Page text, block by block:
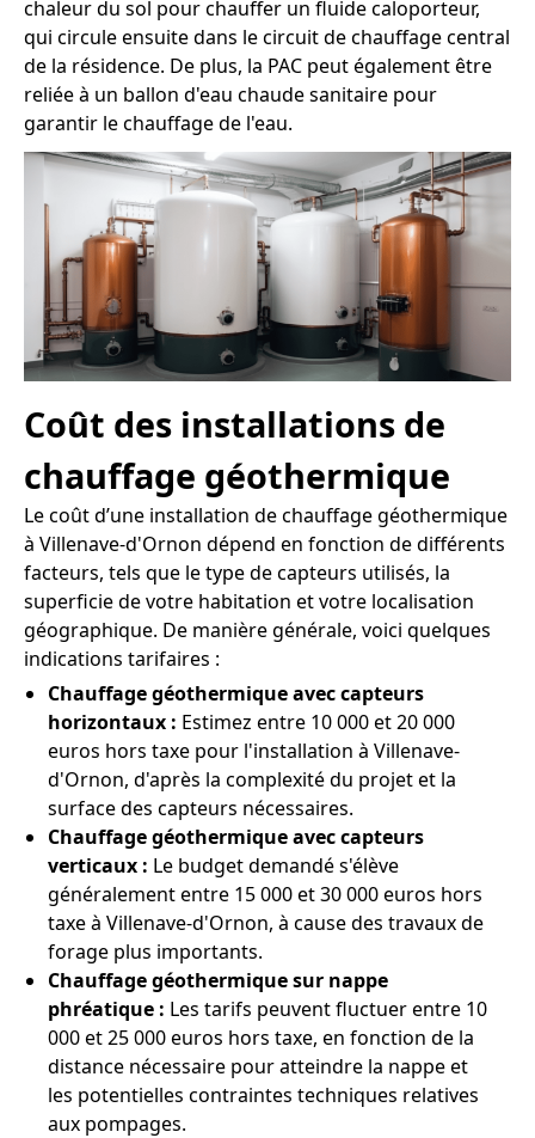
chaleur du sol pour chauffer un fluide caloporteur,
qui circule ensuite dans le circuit de chauffage central
de la résidence. De plus, la PAC peut également être
reliée à un ballon d'eau chaude sanitaire pour
garantir le chauffage de l'eau.
Coût des installations de
chauffage géothermique
Le coût d’une installation de chauffage géothermique
à Villenave-d'Ornon dépend en fonction de différents
facteurs, tels que le type de capteurs utilisés, la
superficie de votre habitation et votre localisation
géographique. De manière générale, voici quelques
indications tarifaires :
Chauffage géothermique avec capteurs
horizontaux : Estimez entre 10 000 et 20 000
euros hors taxe pour l'installation à Villenave-
d'Ornon, d'après la complexité du projet et la
surface des capteurs nécessaires.
Chauffage géothermique avec capteurs
verticaux : Le budget demandé s'élève
généralement entre 15 000 et 30 000 euros hors
taxe à Villenave-d'Ornon, à cause des travaux de
forage plus importants.
Chauffage géothermique sur nappe
phréatique : Les tarifs peuvent fluctuer entre 10
000 et 25 000 euros hors taxe, en fonction de la
distance nécessaire pour atteindre la nappe et
les potentielles contraintes techniques relatives
aux pompages.